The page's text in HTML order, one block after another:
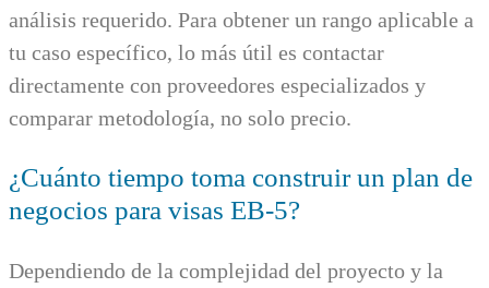
análisis requerido. Para obtener un rango aplicable a
tu caso específico, lo más útil es contactar
directamente con proveedores especializados y
comparar metodología, no solo precio.
¿Cuánto tiempo toma construir un plan de
negocios para visas EB-5?
Dependiendo de la complejidad del proyecto y la